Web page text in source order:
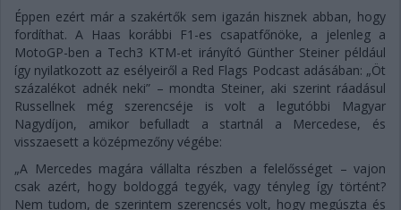
Éppen ezért már a szakértők sem igazán hisznek abban, hogy
fordíthat. A Haas korábbi F1-es csapatfőnöke, a jelenleg a
MotoGP-ben a Tech3 KTM-et irányító Günther Steiner például
így nyilatkozott az esélyeiről a Red Flags Podcast adásában: „Öt
százalékot adnék neki” – mondta Steiner, aki szerint ráadásul
Russellnek még szerencséje is volt a legutóbbi Magyar
Nagydíjon, amikor befulladt a startnál a Mercedese, és
visszaesett a középmezőny végébe:
„A Mercedes magára vállalta részben a felelősséget – vajon
csak azért, hogy boldoggá tegyék, vagy tényleg így történt?
Nem tudom, de szerintem szerencsés volt, hogy megúszta és